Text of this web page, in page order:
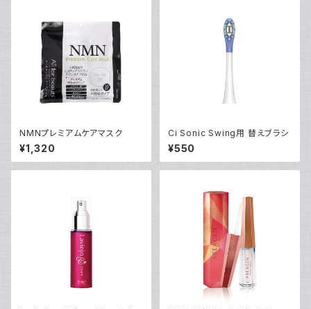
NMNプレミアムケアマスク
¥1,320
Ci Sonic Swing用 替えブラシ
¥550